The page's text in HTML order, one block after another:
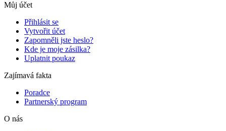
Můj účet
Přihlásit se
Vytvořit účet
Zapomněli jste heslo?
Kde je moje zásilka?
Uplatnit poukaz
Zajímavá fakta
Poradce
Partnerský program
O nás